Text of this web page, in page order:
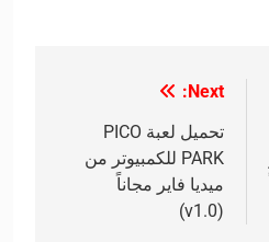
Next:
تحميل لعبة PICO
PARK للكمبيوتر من
ميديا فاير مجاناً
(v1.0)